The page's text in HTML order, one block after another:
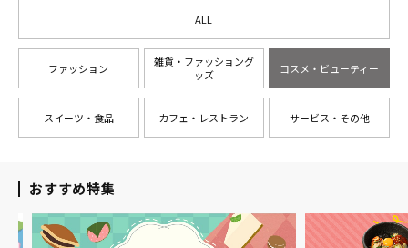
ALL
ファッション
雑貨・ファッショング
ッズ
コスメ・ビューティー
スイーツ・食品 カフェ・レストラン サービス・その他
おすすめ特集